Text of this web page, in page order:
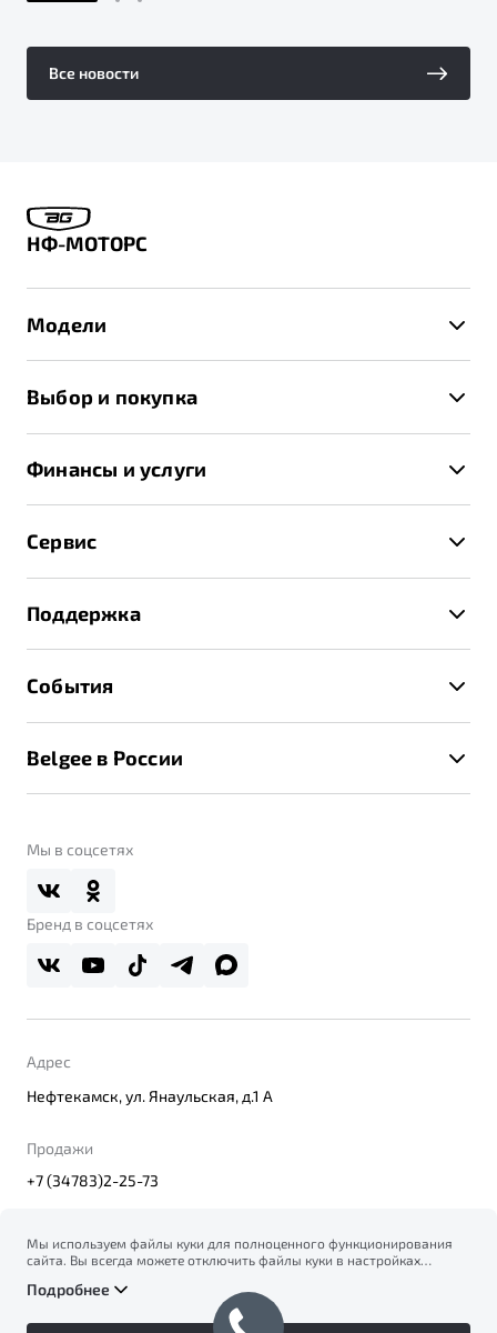
Все новости
НФ-МОТОРС
Модели
X70
Выбор и покупка
Записаться на тест-драйв
Получить предложение
Финансы и услуги
Страхование
Расчет КАСКО
Сервис
Техническое обслуживание
Калькулятор ТО
Поддержка
Помощь на дорогах
Belgee Линк
Belgee Плюс
Реферальная программа
События
Belgee в России
О дилерском центре
Правовая информация
Мы в соцсетях
Бренд в соцсетях
Адрес
Нефтекамск, ул. Янаульская, д.1 А
Продажи
+7 (34783)2-25-73
© 2026
Политика конфиденциальности персональных данных
Официальный сайт Belgee в России
Мы используем файлы куки для полноценного функционирования
сайта. Вы всегда можете отключить файлы куки в настройках
на сбор и использование файлов куки, и подтверждаете
ознакомление с информацией по сбору, использованию и
возможной блокировке файлов куки в
Политике
Подробнее